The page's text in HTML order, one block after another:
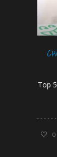
Top
0